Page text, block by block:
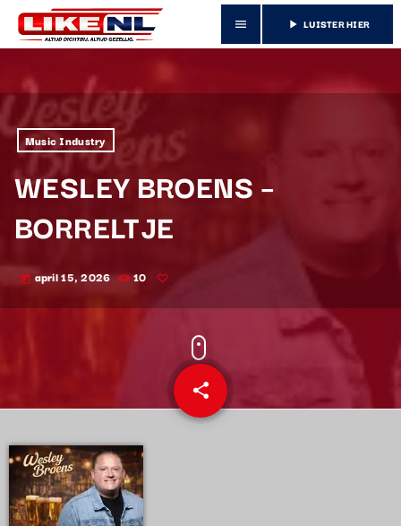
menu play_arrow LUISTER HIER
Music Industry
WESLEY BROENS –
BORRELTJE
today april 15, 2026 10
share
email